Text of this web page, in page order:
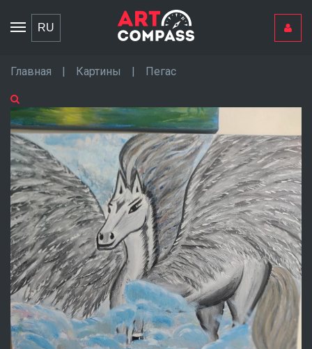
Toggle
navigation
RU
Главная | Картины | Пегас